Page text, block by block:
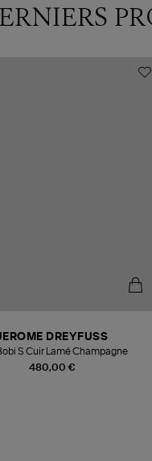
480,00 €
DREYFUSS
S Cuir Lamé Champagne